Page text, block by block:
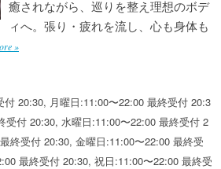
癒されながら、巡りを整え理想のボデ
ィへ。張り・疲れを流し、心も身体も
»
付 20:30, 月曜日:11:00〜22:00 最終受付 20:3
受付 20:30, 水曜日:11:00〜22:00 最終受付 2
終受付 20:30, 金曜日:11:00〜22:00 最終受
最終受付 20:30, 祝日:11:00〜22:00 最終受